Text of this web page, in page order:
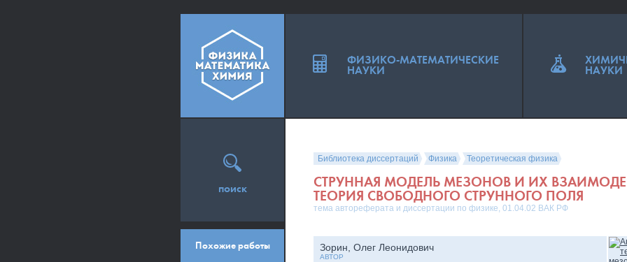
Библиотека диссертаций Физика Теоретическая физика
СТРУННАЯ МОДЕЛЬ МЕЗОНОВ И ИХ
ТЕОРИЯ СВОБОДНОГО СТРУННОГО ПОЛЯ
тема автореферата и диссертации по физике, 01.04.02 ВАК РФ
Зорин, Олег Леонидович
АВТОР
поиск
Похожие работы
ФИЗИКО-МАТЕМАТИЧЕСКИЕ
НАУКИ НАУКИ